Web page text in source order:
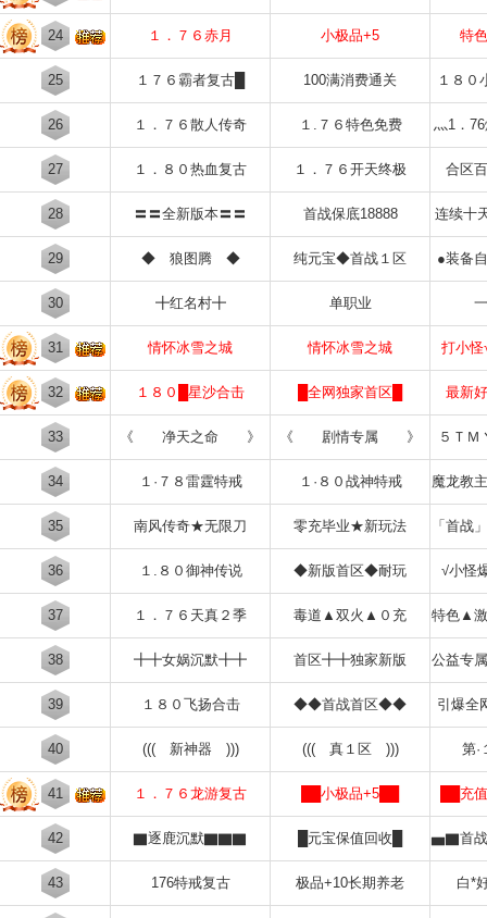
24 １．７６赤月 小极品+5 特
25 １７６霸者复古█ 100满消费通关 １８０
26 １．７６散人传奇 １.７６特色免费 灬1．
27 １．８０热血复古 １．７６开天终极 合区
28 〓〓全新版本〓〓 首战保底18888 连续十
29 ◆ 狼图腾 ◆ 纯元宝◆首战１区 ●装备
30 ╋红名村╋ 单职业
31 情怀冰雪之城 情怀冰雪之城 打小怪
32 １８０█星沙合击 █全网独家首区█ 最新
33 《 净天之命 》 《 剧情专属 》 ５ＴＭ
34 １·７８雷霆特戒 １·８０战神特戒 魔龙教
35 南风传奇★无限刀 零充毕业★新玩法 「首战
36 １.８０御神传说 ◆新版首区◆耐玩 √小怪
37 １．７６天真２季 毒道▲双火▲０充 特色▲
38 ╋╋女娲沉默╋╋ 首区╋╋独家新版 公益专
39 １８０飞扬合击 ◆◆首战首区◆◆ 引爆全
40 ((( 新神器 ))) ((( 真１区 ))) 第·
41 １．７６龙游复古 ██小极品+5██ ██充
42 ▇逐鹿沉默▇▇▇ █元宝保值回收█ ▅▇首
43 176特戒复古 极品+10长期养老 白*